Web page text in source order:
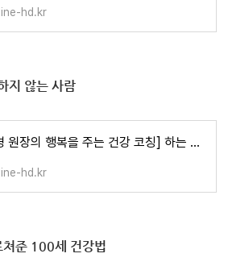
hd.kr
지 않는 사람
[이수경 원장의 행복을 주는 건강 코칭] 하는 사람 vs 하지 않는 사람
hd.kr
준 100세 건강법